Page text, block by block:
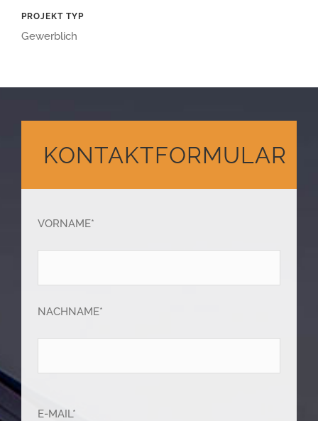
PROJEKT TYP
Gewerblich
KONTAKTFORMULAR
VORNAME*
NACHNAME*
E-MAIL*